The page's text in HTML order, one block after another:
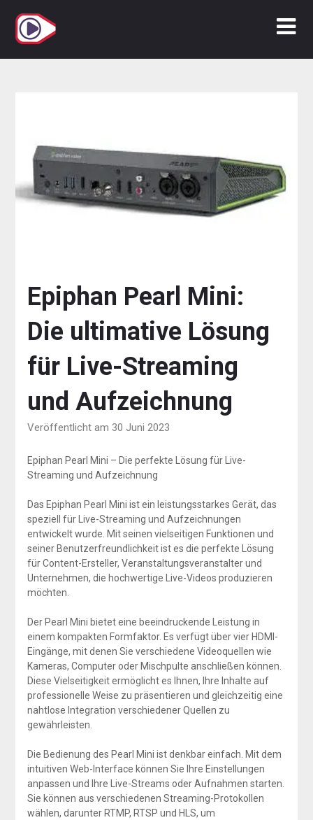
Inhalt
springen
Epiphan Pearl Mini:
Die ultimative Lösung
für Live-Streaming
und Aufzeichnung
Veröffentlicht am 30 Juni 2023
Epiphan Pearl Mini – Die perfekte Lösung für Live-
Streaming und Aufzeichnung
Das Epiphan Pearl Mini ist ein leistungsstarkes Gerät, das
speziell für Live-Streaming und Aufzeichnungen
entwickelt wurde. Mit seinen vielseitigen Funktionen und
seiner Benutzerfreundlichkeit ist es die perfekte Lösung
für Content-Ersteller, Veranstaltungsveranstalter und
Unternehmen, die hochwertige Live-Videos produzieren
möchten.
Der Pearl Mini bietet eine beeindruckende Leistung in
einem kompakten Formfaktor. Es verfügt über vier HDMI-
Eingänge, mit denen Sie verschiedene Videoquellen wie
Kameras, Computer oder Mischpulte anschließen können.
Diese Vielseitigkeit ermöglicht es Ihnen, Ihre Inhalte auf
professionelle Weise zu präsentieren und gleichzeitig eine
nahtlose Integration verschiedener Quellen zu
gewährleisten.
Die Bedienung des Pearl Mini ist denkbar einfach. Mit dem
intuitiven Web-Interface können Sie Ihre Einstellungen
anpassen und Ihre Live-Streams oder Aufnahmen starten.
Sie können aus verschiedenen Streaming-Protokollen
wählen, darunter RTMP, RTSP und HLS, um